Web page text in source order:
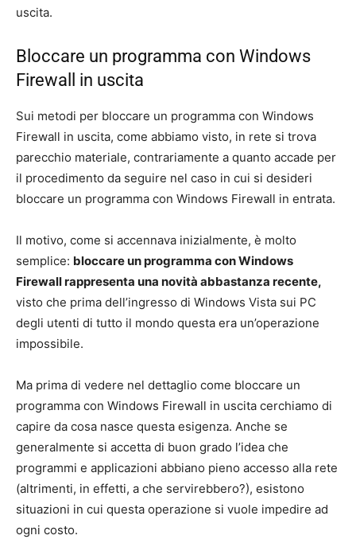
uscita.
Bloccare un programma con Windows
Firewall in uscita
Sui metodi per bloccare un programma con Windows
Firewall in uscita, come abbiamo visto, in rete si trova
parecchio materiale, contrariamente a quanto accade per
il procedimento da seguire nel caso in cui si desideri
bloccare un programma con Windows Firewall in entrata.
Il motivo, come si accennava inizialmente, è molto
semplice: bloccare un programma con Windows
Firewall rappresenta una novità abbastanza recente,
visto che prima dell’ingresso di Windows Vista sui PC
degli utenti di tutto il mondo questa era un’operazione
impossibile.
Ma prima di vedere nel dettaglio come bloccare un
programma con Windows Firewall in uscita cerchiamo di
capire da cosa nasce questa esigenza. Anche se
generalmente si accetta di buon grado l’idea che
programmi e applicazioni abbiano pieno accesso alla rete
(altrimenti, in effetti, a che servirebbero?), esistono
situazioni in cui questa operazione si vuole impedire ad
ogni costo.